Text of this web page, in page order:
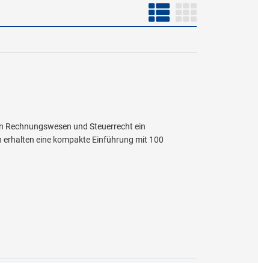
und Steuerrecht ein
eine kompakte Einführung mit 100